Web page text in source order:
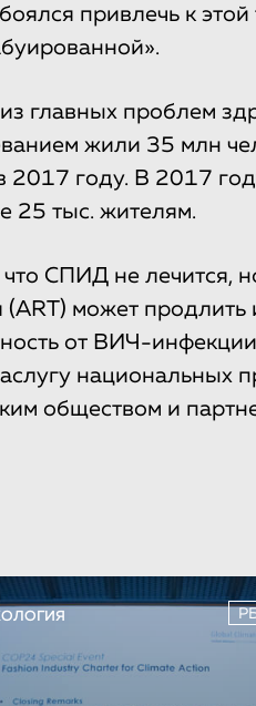
привлечь к этой
главных проблем
жили 35 млн
2017 году. В 2017
25 тыс. жителям.
СПИД не лечится,
(ART) может продлить
от ВИЧ-инфекции
национальных
обществом и